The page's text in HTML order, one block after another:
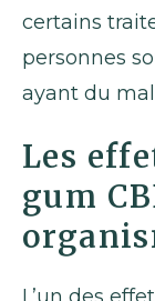
certains
personnes
ayant du mal
Les
gum